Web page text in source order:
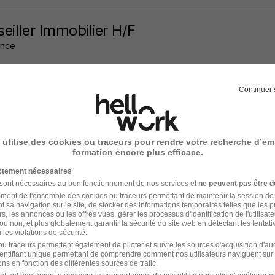
Immobilier H/F
Immobilier Indépendant - Expert
- 2B Indépendant
Continuer
utilise des cookies ou traceurs pour rendre votre recherche
formation encore plus efficace.
nécessaires
nécessaires au bon fonctionnement de nos services et ne peuvent pas être
de l'ensemble des cookies ou traceurspermettant de maintenir la session
sa navigation sur le site, de stocker des informations temporaires telles que les
les annonces ou les offres vues, gérer les processus d'identification de
non, et plus globalement garantir la sécurité du site web en détectant les
violations de sécurité.
traceurs permettent également de piloter et suivre les sources d'acquisition
unique permettant de comprendre comment nos utilisateurs naviguent sur
en fonction des différentes sources de trafic.